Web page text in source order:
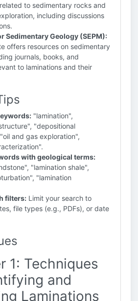
to sedimentary rocks and
including discussions
Sedimentary Geology (SEPM):
offers resources on sedimentary
journals, books, and
to laminations and their
"lamination",
"depositional
and gas exploration",
with geological terms:
"lamination shale",
"lamination
filters: Limit your search to
file types (e.g., PDFs), or date
1: Techniques
and
Laminations